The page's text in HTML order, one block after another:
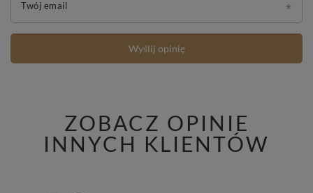
Twój email
Wyślij opinię
ZOBACZ OPINIE
INNYCH KLIENTÓW